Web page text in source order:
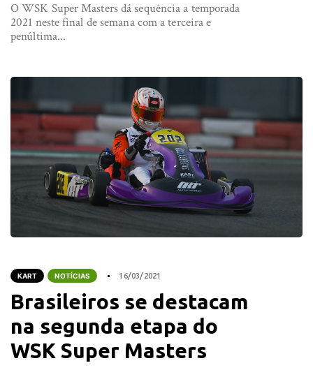
O WSK Super Masters dá sequência a temporada
2021 neste final de semana com a terceira e
penúltima...
KART NOTÍCIAS 16/03/2021
Brasileiros se destacam
na segunda etapa do
WSK Super Masters